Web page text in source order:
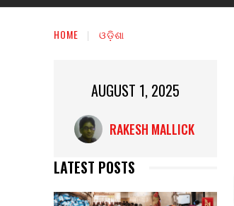
HOME ଓଡ଼ିଶା
AUGUST 1, 2025
RAKESH MALLICK
LATEST POSTS